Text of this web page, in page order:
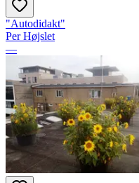
"Autodidakt"
Per Højslet
—